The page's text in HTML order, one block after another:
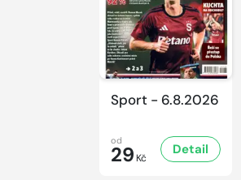
Sport - 6.8.2026
od
29 Kč
Detail